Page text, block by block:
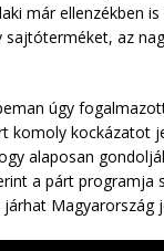
már ellenzékben
az
úgy
komoly kockázatot
alaposan
a párt programja
Magyarország